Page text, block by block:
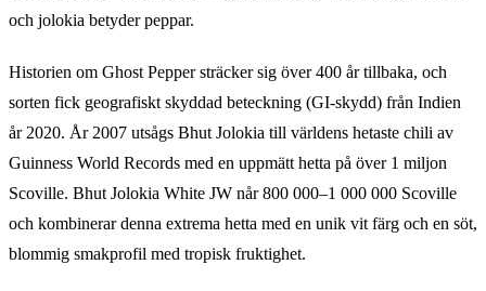
och jolokia betyder peppar.
Historien om Ghost Pepper sträcker sig över 400 år tillbaka, och
sorten fick geografiskt skyddad beteckning (GI-skydd) från Indien
år 2020. År 2007 utsågs Bhut Jolokia till världens hetaste chili av
Guinness World Records med en uppmätt hetta på över 1 miljon
Scoville. Bhut Jolokia White JW når 800 000–1 000 000 Scoville
och kombinerar denna extrema hetta med en unik vit färg och en söt,
blommig smakprofil med tropisk fruktighet.